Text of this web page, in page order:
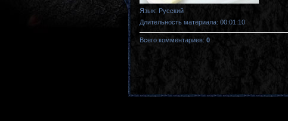
Язык: Русский
Длительность материала: 00:01:10
Всего комментариев: 0